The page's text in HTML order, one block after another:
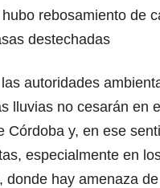
rebosamiento de
destechadas
autoridades
lluvias no cesarán en
Córdoba y, en ese
especialmente en
donde hay amenaza